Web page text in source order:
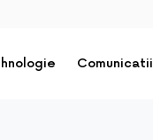
Comunicatii